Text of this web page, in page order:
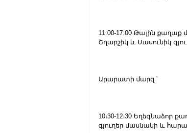
11:00-17:00 Թալին
Շղարշիկ և Սասունիկ
Արարատի մարզ ՝
10։30-12։30
գյուղեր մասնակի և